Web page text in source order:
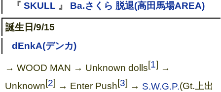
『 SKULL 』 Ba.さくら 脱退(高田馬場AREA)
誕生日/9/15
dEnkA(デンカ)
→ WOOD MAN → Unknown dolls[1] →
Unknown[2] → Enter Push[3] → S.W.G.P.(Gt.上出